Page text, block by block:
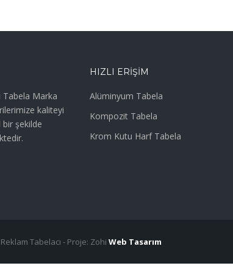
Tabela Marka
kaliteyi
şekilde
HIZLI ERIŞIM
Alüminyum Tabela
Kompozit Tabela
Krom Kutu Harf Tabela
Tabelacı - Proje: Zohi Web Tasarım